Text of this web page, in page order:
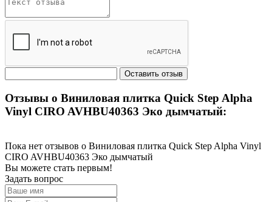
Отзывы о Виниловая плитка Quick Step Alpha
Vinyl CIRO AVHBU40363 Эко дымчатый:
Пока нет отзывов о Виниловая плитка Quick Step Alpha Vinyl
CIRO AVHBU40363 Эко дымчатый
Вы можете стать первым!
Задать вопрос